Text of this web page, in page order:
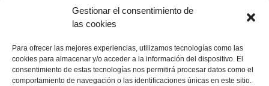
Gestionar el consentimiento de
las cookies
Para ofrecer las mejores experiencias, utilizamos tecnologías como las
cookies para almacenar y/o acceder a la información del dispositivo. El
consentimiento de estas tecnologías nos permitirá procesar datos como el
comportamiento de navegación o las identificaciones únicas en este sitio.
balıkesir escort bayanлюбой займ онлайн
Compartir publicación